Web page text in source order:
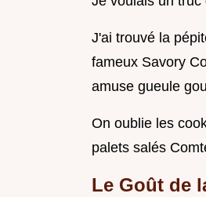
J'ai trouvé la
fameux Savory
amuse gueule
On oublie les
palets salés
Le Goût de